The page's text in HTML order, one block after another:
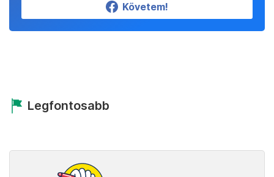
Követem!
Legfontosabb